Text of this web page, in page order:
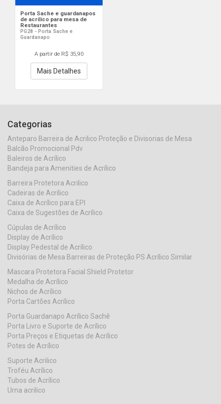
Porta Sache e guardanapos
de acrilico para mesa de
Restaurantes
PG28 - Porta Sache e
Guardanapo
A partir de R$ 35,90
Mais Detalhes
Categorias
Anteparo Barreira de Acrilico Proteção e Divisorias de Mesa
Balcão Promocional Pdv
Baleiros de Acrílico
Bandeja para Amenities de Acrílico
Barreira Protetora Acrilico
Cadeiras de Acrílico
Caixa de Acrílico para EPI
Caixa de Sugestões de Acrílico
Cúpulas de Acrílico
Display de Acrílico
Display Pedestal de Acrílico
Divisórias de Mesa Barreiras de Proteção PS Acrílico Similar
Mascara Protetora Facial Shield Protetor
Medalha de Acrílico
Nichos de Acrílico
Porta Cartões Acrílico
Porta Guardanapo Acrílico Sachê
Porta Livro e Suporte de Acrílico
Porta Preços e Etiquetas de Acrílico
Potes de Acrílico
Suporte Acrilico
Troféu Acrílico
Tubos de Acrílico
Urna acrilico